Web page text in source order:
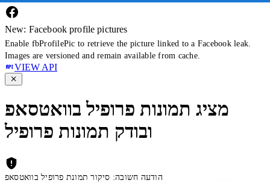
New: Facebook profile pictures
Enable fbProfilePic to retrieve the picture linked to a Facebook leak.
Images are versioned and remain available from cache.
VIEW API
מציג תמונות פרופיל בוואטסאפ
ובודק תמונות פרופיל
הודעה חשובה: סיקור תמונת פרופיל בוואטסאפ